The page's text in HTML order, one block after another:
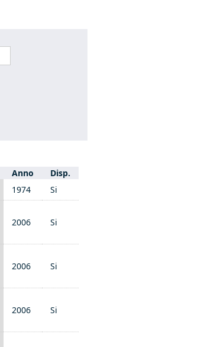
Anno
Disp.
1974
Si
2006 Si
2006 Si
2006 Si